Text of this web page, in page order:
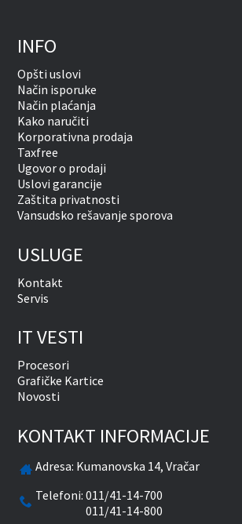
INFO
Opšti uslovi
Način isporuke
Način plaćanja
Kako naručiti
Korporativna prodaja
Taxfree
Ugovor o prodaji
Uslovi garancije
Zaštita privatnosti
Vansudsko rešavanje sporova
USLUGE
Kontakt
Servis
IT VESTI
Procesori
Grafičke Kartice
Novosti
KONTAKT INFORMACIJE
Adresa: Kumanovska 14, Vračar
Telefoni:011/41-14-700
011/41-14-800